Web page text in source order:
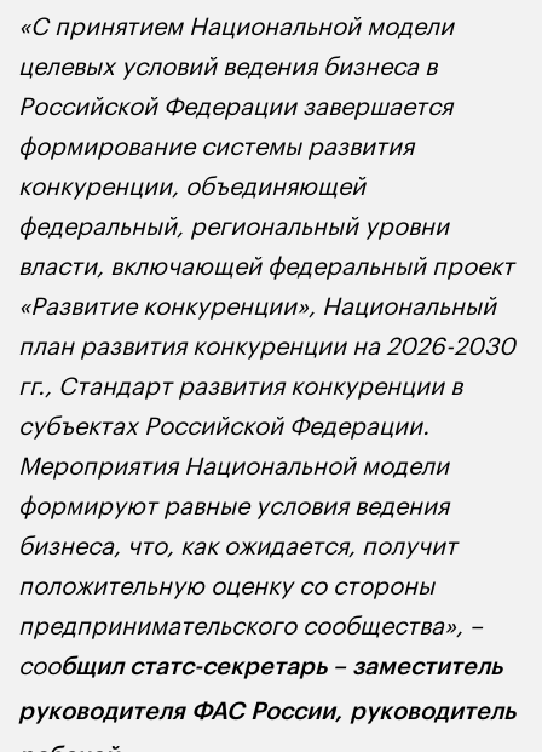
«С принятием Национальной модели
целевых условий ведения бизнеса в
Российской Федерации завершается
формирование системы развития
конкуренции, объединяющей
федеральный, региональный уровни
власти, включающей федеральный проект
«Развитие конкуренции», Национальный
план развития конкуренции на 2026-2030
гг., Стандарт развития конкуренции в
субъектах Российской Федерации.
Мероприятия Национальной модели
формируют равные условия ведения
бизнеса, что, как ожидается, получит
положительную оценку со стороны
предпринимательского сообщества», –
сообщил статс-секретарь – заместитель
руководителя ФАС России, руководитель